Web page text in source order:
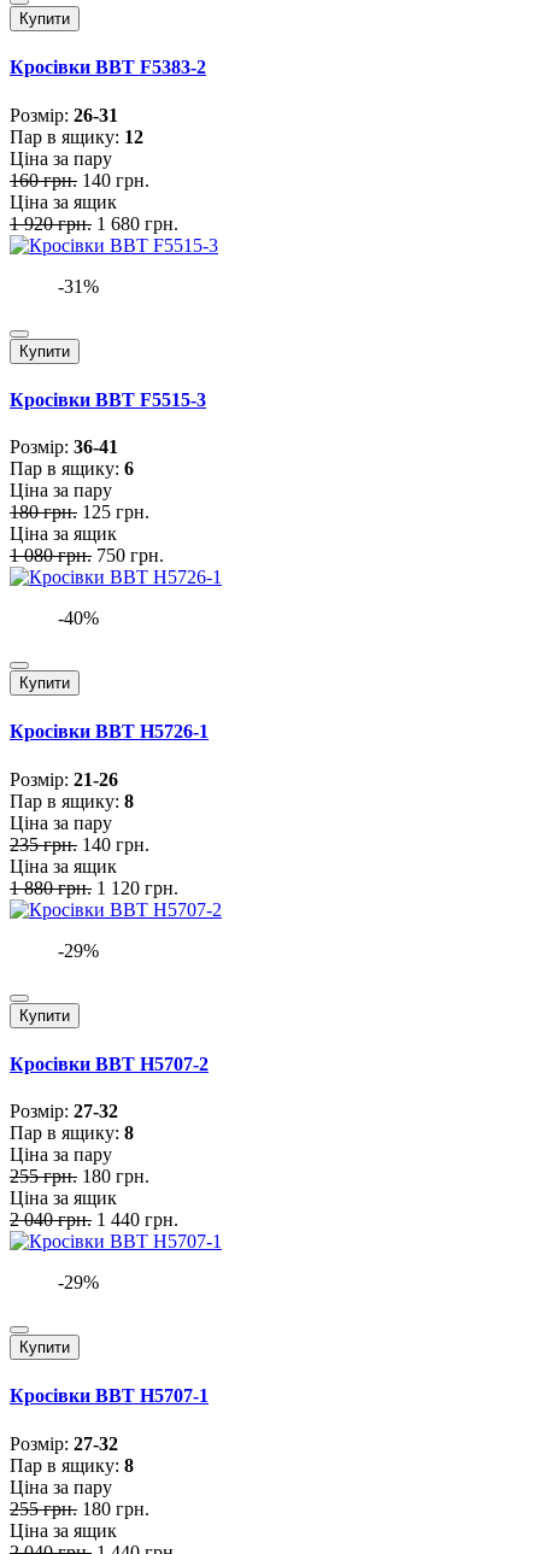
Купити
Кросівки BBT F5383-2
Розмiр: 26-31
Пар в ящику: 12
Ціна за пару
160 грн. 140 грн.
Ціна за ящик
1 920 грн. 1 680 грн.
-31%
Купити
Кросівки BBT F5515-3
Розмiр: 36-41
Пар в ящику: 6
Ціна за пару
180 грн. 125 грн.
Ціна за ящик
1 080 грн. 750 грн.
-40%
Купити
Кросівки BBT H5726-1
Розмiр: 21-26
Пар в ящику: 8
Ціна за пару
235 грн. 140 грн.
Ціна за ящик
1 880 грн. 1 120 грн.
-29%
Купити
Кросівки BBT H5707-2
Розмiр: 27-32
Пар в ящику: 8
Ціна за пару
255 грн. 180 грн.
Ціна за ящик
2 040 грн. 1 440 грн.
-29%
Купити
Кросівки BBT H5707-1
Розмiр: 27-32
Пар в ящику: 8
Ціна за пару
255 грн. 180 грн.
Ціна за ящик